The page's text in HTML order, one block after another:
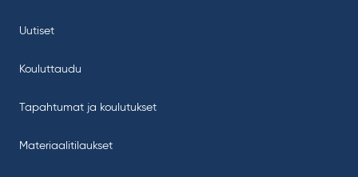
Uutiset
Kouluttaudu
Tapahtumat ja koulutukset
Materiaalitilaukset